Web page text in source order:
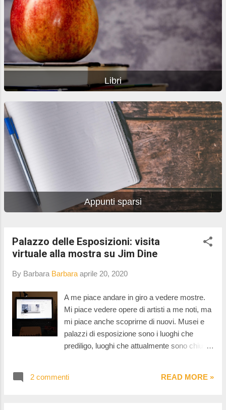
Libri
Appunti sparsi
Palazzo delle Esposizioni: visita
virtuale alla mostra su Jim Dine
By Barbara Barbara aprile 20, 2020
A me piace andare in giro a vedere mostre.
Mi piace vedere opere di artisti a me noti, ma
mi piace anche scoprirne di nuovi. Musei e
palazzi di esposizione sono i luoghi che
prediligo, luoghi che attualmente sono chiusi
storico si stanno riorganizzando e stanno
2 commenti READ MORE »